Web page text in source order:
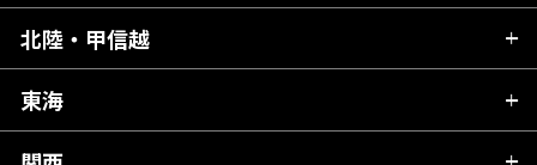
青森県
秋田県
茨城県
栃木県
群馬県
北陸・甲信越
新潟県
東海